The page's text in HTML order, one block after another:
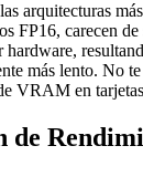
arquitecturas
FP16, carecen de
hardware,
más lento. No
VRAM en
de